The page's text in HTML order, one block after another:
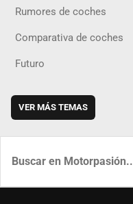
Rumores de coches
Comparativa de coches
Futuro
VER MÁS TEMAS